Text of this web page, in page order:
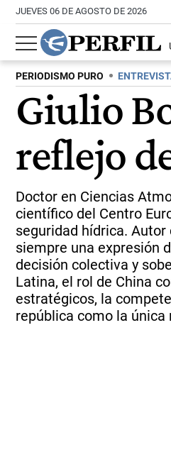
JUEVES 06 DE AGOSTO DE 2026
PERIODISMO PURO
Giulio
reflejo
Doctor en Ciencias
científico del Centro
seguridad hídrica. Autor
siempre una expresión
decisión colectiva y
Latina, el rol de China
estratégicos, la
república como la